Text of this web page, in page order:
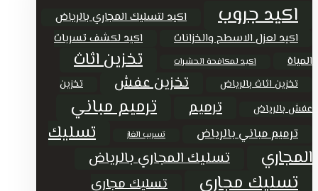
اكيد جروب اكيد لتسليك المجاري بالرياض
اكيد لعزل الاسطح والخزانات
اكيد لكشف تسربات
المياة
اكيد لمكافحة الحشرات تخزين اثاث
تخزين اثاث بالرياض تخزين عفش
تخزين
عفش بالرياض
ترميم ترميم مباني
ترميم مباني بالرياض تسريب الغاز
تسليك
المجاري
تسليك المجاري بالرياض
تسليك مجاري
تسليك مجاري